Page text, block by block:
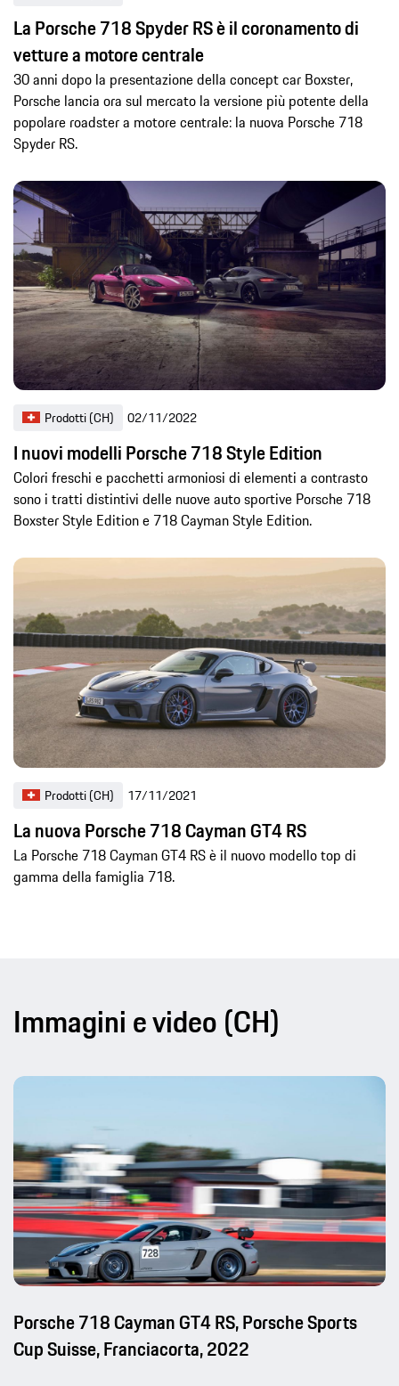
La Porsche 718 Spyder RS è il coronamento di
vetture a motore centrale
30 anni dopo la presentazione della concept car Boxster,
Porsche lancia ora sul mercato la versione più potente della
popolare roadster a motore centrale: la nuova Porsche 718
Spyder RS.
Prodotti (CH) 02/11/2022
I nuovi modelli Porsche 718 Style Edition
Colori freschi e pacchetti armoniosi di elementi a contrasto
sono i tratti distintivi delle nuove auto sportive Porsche 718
Boxster Style Edition e 718 Cayman Style Edition.
Prodotti (CH) 17/11/2021
La nuova Porsche 718 Cayman GT4 RS
La Porsche 718 Cayman GT4 RS è il nuovo modello top di
gamma della famiglia 718.
Immagini e video (CH)
Porsche 718 Cayman GT4 RS, Porsche Sports
Cup Suisse, Franciacorta, 2022